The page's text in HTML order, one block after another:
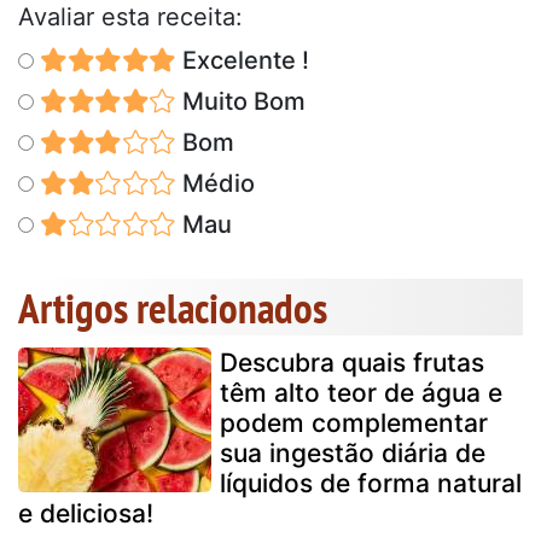
Avaliar esta receita:
Excelente !
Muito Bom
Bom
Médio
Mau
Artigos relacionados
Descubra quais frutas
têm alto teor de água e
podem complementar
sua ingestão diária de
líquidos de forma natural
e deliciosa!